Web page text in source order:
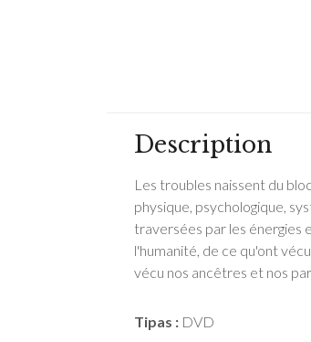
Description
Les troubles naissent du
physique, psychologique,
traversées par les énergies
l'humanité, de ce qu'ont
vécu nos ancêtres et nos
Tipas : DVD